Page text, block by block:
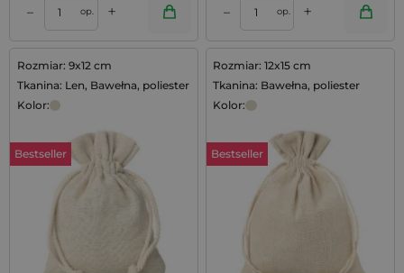
– op. + – op. +
Rozmiar: 9x12 cm
Tkanina: Len, Bawełna, poliester
Kolor:
Bestseller
Rozmiar: 12x15 cm
Tkanina: Bawełna, poliester
Kolor:
Bestseller